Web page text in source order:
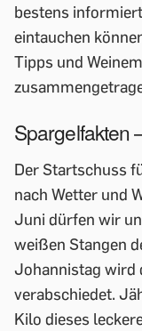
bestens
eintauchen
Tipps und
Spargelfakten
Der Startschuss
nach Wetter und
Juni dürfen wir
weißen Stangen
Johannistag wird
verabschiedet.
Kilo dieses